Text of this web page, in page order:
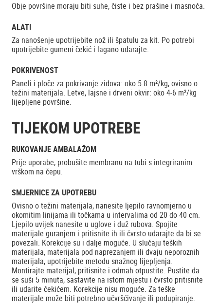
Obje površine moraju biti suhe, čiste i bez prašine i masnoća.
ALATI
Za nanošenje upotrijebite nož ili špatulu za kit. Po potrebi
upotrijebite gumeni čekić i lagano udarajte.
POKRIVENOST
Paneli i ploče za pokrivanje zidova: oko 5-8 m²/kg, ovisno o
težini materijala. Letve, lajsne i drveni okvir: oko 4-6 m²/kg
lijepljene površine.
TIJEKOM UPOTREBE
RUKOVANJE AMBALAŽOM
Prije uporabe, probušite membranu na tubi s integriranim
vrškom na čepu.
SMJERNICE ZA UPOTREBU
Ovisno o težini materijala, nanesite ljepilo ravnomjerno u
okomitim linijama ili točkama u intervalima od 20 do 40 cm.
Ljepilo uvijek nanesite u uglove i duž rubova. Spojite
materijale guranjem i pritisnite ih ili čvrsto udarajte da bi se
povezali. Korekcije su i dalje moguće. U slučaju teških
materijala, materijala pod naprezanjem ili dvaju neporoznih
materijala, upotrijebite metodu snažnog lijepljenja.
Montirajte materijal, pritisnite i odmah otpustite. Pustite da
se suši 5 minuta, sastavite na istom mjestu i čvrsto pritisnite
ili udarite čekićem. Korekcije nisu moguće. Za teške
materijale može biti potrebno učvršćivanje ili podupiranje.